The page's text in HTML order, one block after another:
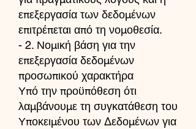
επεξεργασία των δεδομένων
επιτρέπεται από τη νομοθεσία.
- 2. Νομική βάση για την
επεξεργασία δεδομένων
προσωπικού χαρακτήρα
Υπό την προϋπόθεση ότι
λαμβάνουμε τη συγκατάθεση του
Υποκειμένου των Δεδομένων για